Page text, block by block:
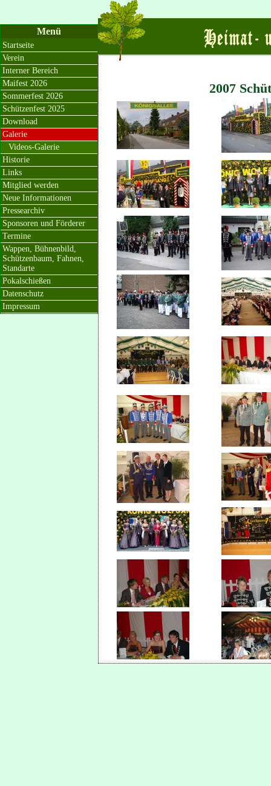
2007
Menü
Startseite
Verein
Interner Bereich
Maifest 2026
Sommerfest 2026
Schützenfest 2025
Download
Galerie
Videos-Galerie
Historie
Links
Mitglied werden
Neue Informationen
Pressearchiv
Sponsoren und Förderer
Termine
Wappen, Bühnenbild,
Schützenbaum, Fahnen,
Standarte
Pokalschießen
Datenschutz
Impressum